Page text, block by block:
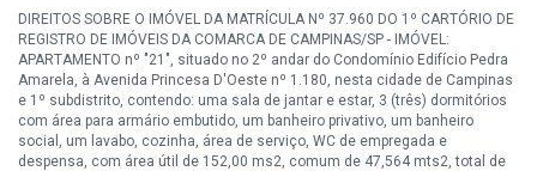
DIREITOS SOBRE O IMÓVEL DA MATRÍCULA Nº 37.960 DO 1º CARTÓRIO DE
REGISTRO DE IMÓVEIS DA COMARCA DE CAMPINAS/SP - IMÓVEL:
APARTAMENTO nº "21", situado no 2º andar do Condomínio Edifício Pedra
Amarela, à Avenida Princesa D'Oeste nº 1.180, nesta cidade de Campinas
e 1º subdistrito, contendo: uma sala de jantar e estar, 3 (três) dormitórios
com área para armário embutido, um banheiro privativo, um banheiro
social, um lavabo, cozinha, área de serviço, WC de empregada e
despensa, com área útil de 152,00 ms2, comum de 47,564 mts2, total de